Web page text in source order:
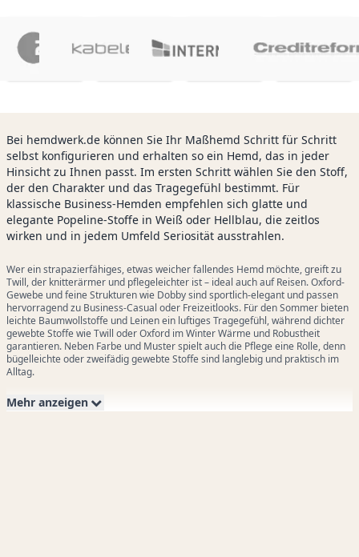
Bei hemdwerk.de können Sie Ihr Maßhemd Schritt für Schritt
selbst konfigurieren und erhalten so ein Hemd, das in jeder
Hinsicht zu Ihnen passt. Im ersten Schritt wählen Sie den Stoff,
der den Charakter und das Tragegefühl bestimmt. Für
klassische Business-Hemden empfehlen sich glatte und
elegante Popeline-Stoffe in Weiß oder Hellblau, die zeitlos
wirken und in jedem Umfeld Seriosität ausstrahlen.
Wer ein strapazierfähiges, etwas weicher fallendes Hemd möchte, greift zu
Twill, der knitterärmer und pflegeleichter ist – ideal auch auf Reisen. Oxford-
Gewebe und feine Strukturen wie Dobby sind sportlich-elegant und passen
hervorragend zu Business-Casual oder Freizeitlooks. Für den Sommer bieten
leichte Baumwollstoffe und Leinen ein luftiges Tragegefühl, während dichter
gewebte Stoffe wie Twill oder Oxford im Winter Wärme und Robustheit
garantieren. Neben Farbe und Muster spielt auch die Pflege eine Rolle, denn
bügelleichte oder zweifädig gewebte Stoffe sind langlebig und praktisch im
Alltag.
Mehr anzeigen